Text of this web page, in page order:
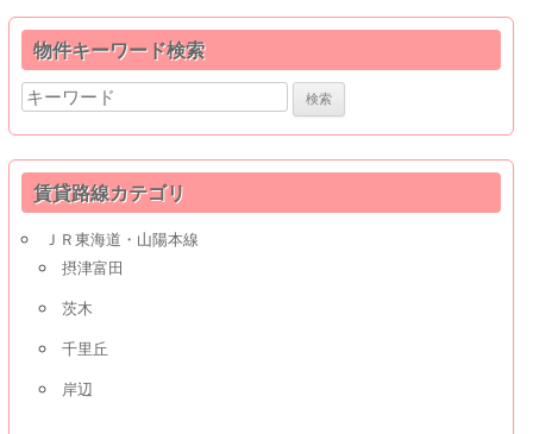
物件キーワード検索
Search
for:
賃貸路線カテゴリ
ＪＲ東海道・山陽本線
摂津富田
茨木
千里丘
岸辺